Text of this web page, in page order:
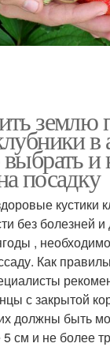
землю
в
и
посадку
кустики
без болезней
,
Как
с закрытой
должны быть
см и не более